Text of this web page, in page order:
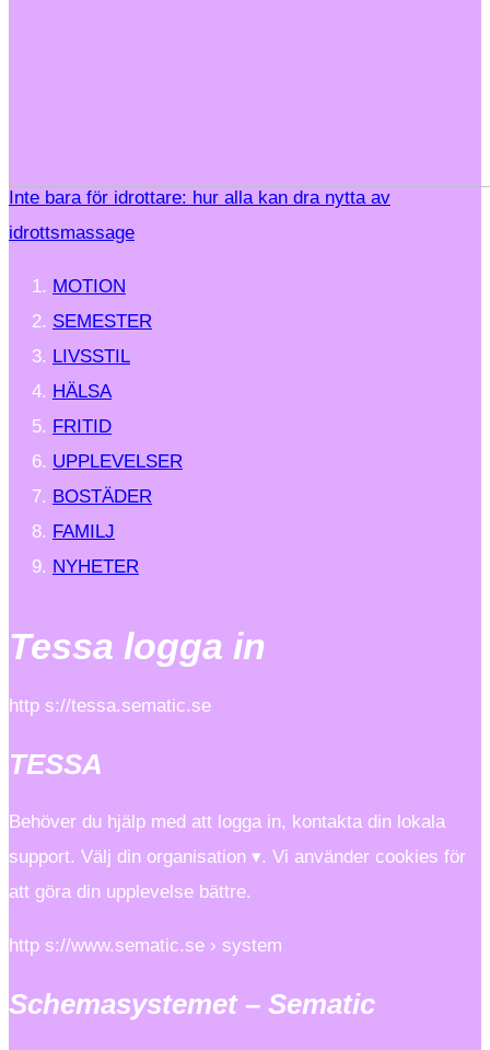
Inte bara för idrottare: hur alla kan dra nytta av
idrottsmassage
MOTION
SEMESTER
LIVSSTIL
HÄLSA
FRITID
UPPLEVELSER
BOSTÄDER
FAMILJ
NYHETER
Tessa logga in
http s://tessa.sematic.se
TESSA
Behöver du hjälp med att logga in, kontakta din lokala
support. Välj din organisation ▾. Vi använder cookies för
att göra din upplevelse bättre.
http s://www.sematic.se › system
Schemasystemet – Sematic